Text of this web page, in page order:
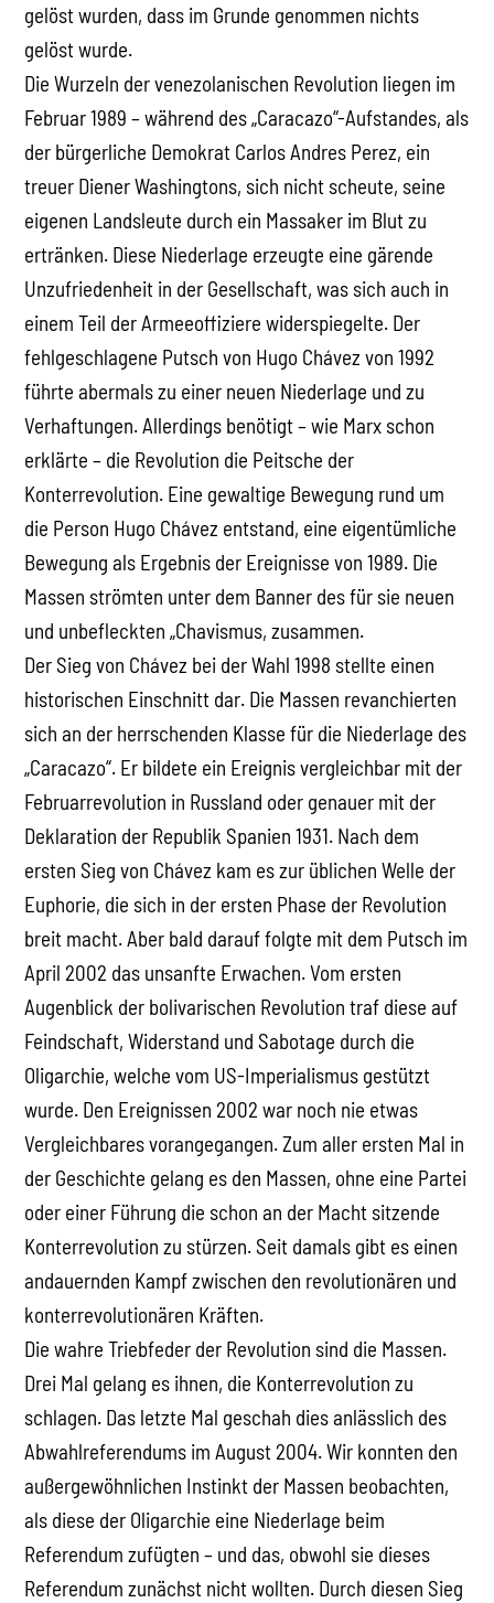
gelöst wurden, dass im Grunde genommen nichts
gelöst wurde.
Die Wurzeln der venezolanischen Revolution liegen im
Februar 1989 – während des „Caracazo“-Aufstandes, als
der bürgerliche Demokrat Carlos Andres Perez, ein
treuer Diener Washingtons, sich nicht scheute, seine
eigenen Landsleute durch ein Massaker im Blut zu
ertränken. Diese Niederlage erzeugte eine gärende
Unzufriedenheit in der Gesellschaft, was sich auch in
einem Teil der Armeeoffiziere widerspiegelte. Der
fehlgeschlagene Putsch von Hugo Chávez von 1992
führte abermals zu einer neuen Niederlage und zu
Verhaftungen. Allerdings benötigt – wie Marx schon
erklärte – die Revolution die Peitsche der
Konterrevolution. Eine gewaltige Bewegung rund um
die Person Hugo Chávez entstand, eine eigentümliche
Bewegung als Ergebnis der Ereignisse von 1989. Die
Massen strömten unter dem Banner des für sie neuen
und unbefleckten „Chavismus, zusammen.
Der Sieg von Chávez bei der Wahl 1998 stellte einen
historischen Einschnitt dar. Die Massen revanchierten
sich an der herrschenden Klasse für die Niederlage des
„Caracazo“. Er bildete ein Ereignis vergleichbar mit der
Februarrevolution in Russland oder genauer mit der
Deklaration der Republik Spanien 1931. Nach dem
ersten Sieg von Chávez kam es zur üblichen Welle der
Euphorie, die sich in der ersten Phase der Revolution
breit macht. Aber bald darauf folgte mit dem Putsch im
April 2002 das unsanfte Erwachen. Vom ersten
Augenblick der bolivarischen Revolution traf diese auf
Feindschaft, Widerstand und Sabotage durch die
Oligarchie, welche vom US-Imperialismus gestützt
wurde. Den Ereignissen 2002 war noch nie etwas
Vergleichbares vorangegangen. Zum aller ersten Mal in
der Geschichte gelang es den Massen, ohne eine Partei
oder einer Führung die schon an der Macht sitzende
Konterrevolution zu stürzen. Seit damals gibt es einen
andauernden Kampf zwischen den revolutionären und
konterrevolutionären Kräften.
Die wahre Triebfeder der Revolution sind die Massen.
Drei Mal gelang es ihnen, die Konterrevolution zu
schlagen. Das letzte Mal geschah dies anlässlich des
Abwahlreferendums im August 2004. Wir konnten den
außergewöhnlichen Instinkt der Massen beobachten,
als diese der Oligarchie eine Niederlage beim
Referendum zufügten – und das, obwohl sie dieses
Referendum zunächst nicht wollten. Durch diesen Sieg